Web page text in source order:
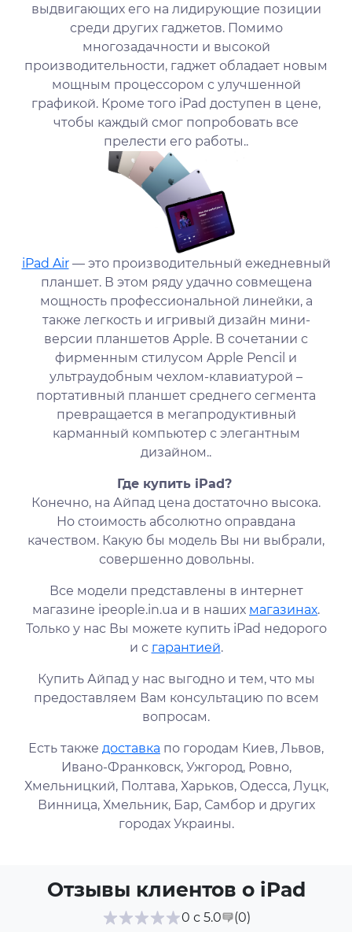
выдвигающих его на лидирующие позиции
среди других гаджетов. Помимо
многозадачности и высокой
производительности, гаджет обладает новым
мощным процессором с улучшенной
графикой. Кроме того iPad доступен в цене,
чтобы каждый смог попробовать все
прелести его работы..
iPad Air— это производительный ежедневный
планшет. В этом ряду удачно совмещена
мощность профессиональной линейки, а
также легкость и игривый дизайн мини-
версии планшетов Apple. В сочетании с
фирменным стилусом Apple Pencil и
ультраудобным чехлом-клавиатурой –
портативный планшет среднего сегмента
превращается в мегапродуктивный
карманный компьютер с элегантным
дизайном..
Где купить iPad?
Конечно, на Айпад цена достаточно высока.
Но стоимость абсолютно оправдана
качеством. Какую бы модель Вы ни выбрали,
совершенно довольны.
Все модели представлены в интернет
магазине ipeople.in.ua и в наших магазинах.
Только у нас Вы можете купить iPad недорого
и с гарантией.
Купить Айпад у нас выгодно и тем, что мы
предоставляем Вам консультацию по всем
вопросам.
Есть также доставка по городам Киев, Львов,
Ивано-Франковск, Ужгород, Ровно,
Хмельницкий, Полтава, Харьков, Одесса, Луцк,
Винница, Хмельник, Бар, Самбор и других
городах Украины.
Отзывы клиентов о iPad
0 с 5.0 (0)